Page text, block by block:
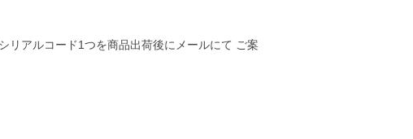
リアルコード1つを商品出荷後にメールにて ご案